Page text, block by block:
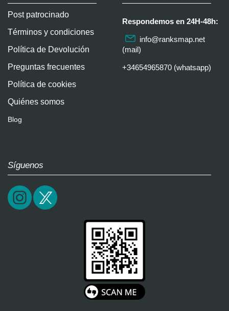
Post patrocinado
Términos y condiciones
Política de Devolución
Preguntas frecuentes
Política de cookies
Quiénes somos
Blog
Respondemos en 24H-48h:
info@ranksmap.net
(mail)
+34654965870 (whatsapp)
Síguenos